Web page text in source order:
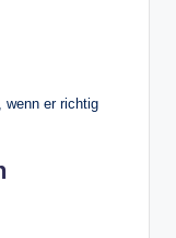
wenn er richtig